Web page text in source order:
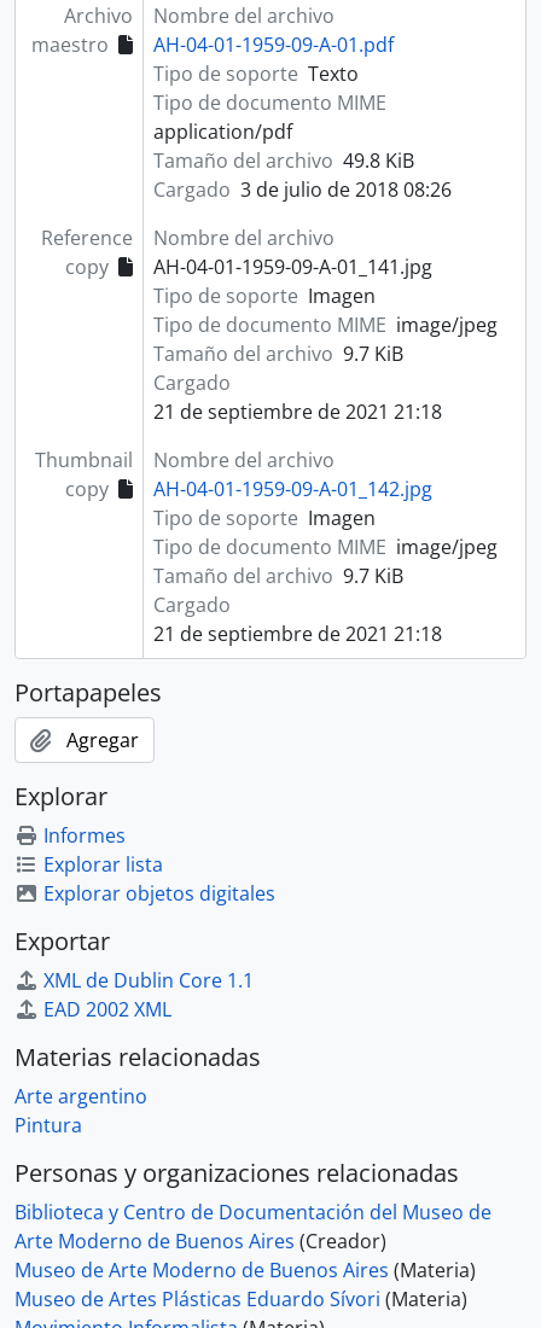
Archivo
maestro
Nombre del archivo
AH-04-01-1959-09-A-01.pdf
Tipo de soporte Texto
Tipo de documento MIME
application/pdf
Tamaño del archivo 49.8 KiB
Cargado 3 de julio de 2018 08:26
Reference
copy
Nombre del archivo
AH-04-01-1959-09-A-01_141.jpg
Tipo de soporte Imagen
Tipo de documento MIME image/jpeg
Tamaño del archivo 9.7 KiB
Cargado
21 de septiembre de 2021 21:18
Thumbnail
copy
Nombre del archivo
AH-04-01-1959-09-A-01_142.jpg
Tipo de soporte Imagen
Tipo de documento MIME image/jpeg
Tamaño del archivo 9.7 KiB
Cargado
21 de septiembre de 2021 21:18
Portapapeles
Agregar
Explorar
Informes
Explorar lista
Explorar objetos digitales
Exportar
XML de Dublin Core 1.1
EAD 2002 XML
Materias relacionadas
Arte argentino
Pintura
Personas y organizaciones relacionadas
Biblioteca y Centro de Documentación del Museo de
Arte Moderno de Buenos Aires (Creador)
Museo de Arte Moderno de Buenos Aires (Materia)
Museo de Artes Plásticas Eduardo Sívori (Materia)